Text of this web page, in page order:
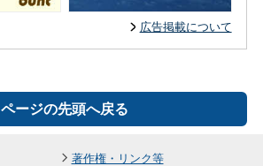
広告掲載について
ページの先頭へ戻る
著作権・リンク等